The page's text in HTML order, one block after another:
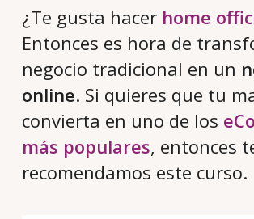
¿Te gusta hacer home
Entonces es hora de
negocio tradicional en un
online. Si quieres que tu
convierta en uno de los
más populares, entonces
recomendamos este curso.